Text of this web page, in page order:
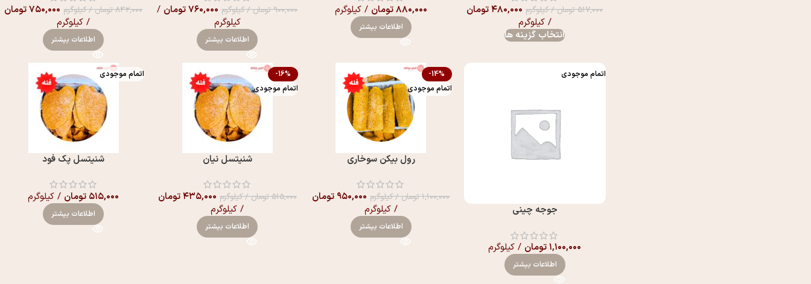
۵۱۷,۰۰۰تومان/ کیلوگرم ۴۸۰,۰۰۰تومان
/ کیلوگرم
انتخاب گزینه ها
۸۸۰,۰۰۰تومان / کیلوگرم
اطلاعات بیشتر
۹۰۰,۰۰۰تومان/ کیلوگرم ۷۶۰,۰۰۰تومان /
کیلوگرم
اطلاعات بیشتر
۸۴۲,۰۰۰تومان/ کیلوگرم ۷۵۰,۰۰۰تومان
/ کیلوگرم
اطلاعات بیشتر
اتمام موجودی
جوجه چینی
۱,۱۰۰,۰۰۰تومان / کیلوگرم
اطلاعات بیشتر
-14%
اتمام موجودی
رول بیکن سوخاری
۱,۱۰۰,۰۰۰تومان/ کیلوگرم ۹۵۰,۰۰۰ تومان
/ کیلوگرم
اطلاعات بیشتر
-16%
اتمام موجودی
شنیتسل نیان
۵۱۵,۰۰۰تومان/ کیلوگرم ۴۳۵,۰۰۰تومان
/ کیلوگرم
اطلاعات بیشتر
اتمام موجودی
شنیتسل پک فود
۵۱۵,۰۰۰ تومان / کیلوگرم
اطلاعات بیشتر